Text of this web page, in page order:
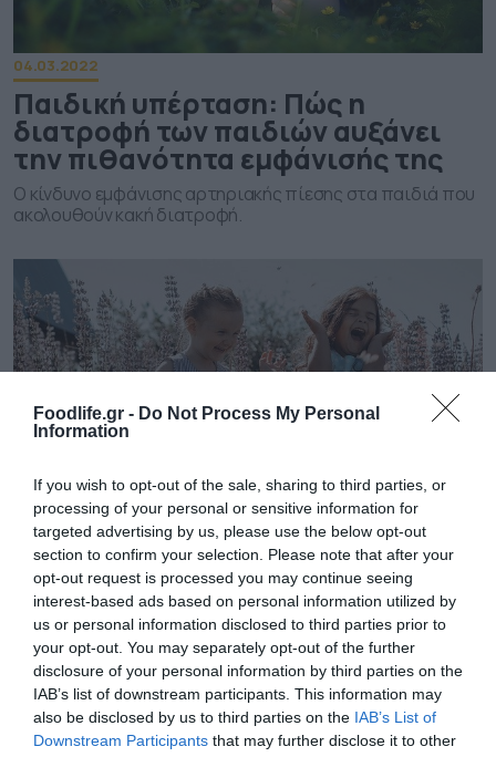
Foodlife.gr - Do Not Process My Personal
Information
If you wish to opt-out of the sale, sharing to third parties, or
processing of your personal or sensitive information for
targeted advertising by us, please use the below opt-out
section to confirm your selection. Please note that after your
opt-out request is processed you may continue seeing
interest-based ads based on personal information utilized by
us or personal information disclosed to third parties prior to
your opt-out. You may separately opt-out of the further
disclosure of your personal information by third parties on the
IAB’s list of downstream participants. This information may
also be disclosed by us to third parties on the IAB’s List of
Downstream Participants that may further disclose it to other
04.03.2022
Παιδική υπέρταση: Πώς η
διατροφή των παιδιών αυξάνει
την πιθανότητα εμφάνισής της
Ο κίνδυνο εμφάνισης αρτηριακής πίεσης στα παιδιά που
ακολουθούν κακή διατροφή.
05.02.2022
Πώς η σωστή διατροφή των παιδιών,
επηρεάζει το ύψος τους
Τα θρεπτικά συστατικά που συμβάλλουν στην υγιή,
σωματική ανάπτυξη των παιδιών.